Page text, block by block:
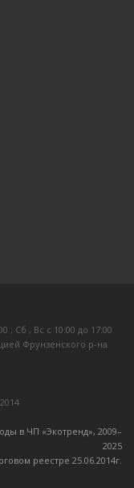
; Сб , Вс c 10:00 до 17:00
Фрунзенского р-на
в ЧП «Экотренд», 2009–
2025
реестре 25.06.2014г.